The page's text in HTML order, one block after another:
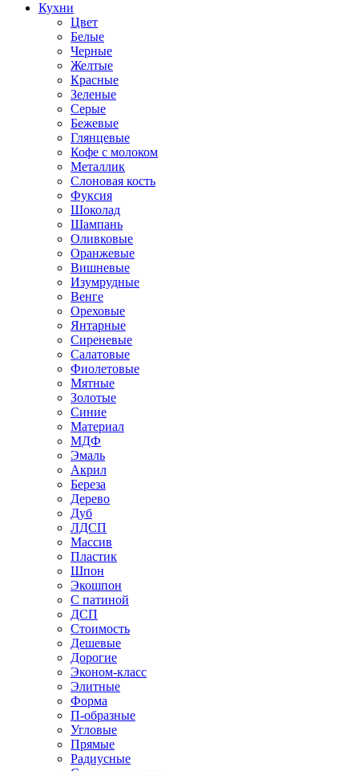
Кухни
Цвет
Белые
Черные
Желтые
Красные
Зеленые
Серые
Бежевые
Глянцевые
Кофе с молоком
Металлик
Слоновая кость
Фуксия
Шоколад
Шампань
Оливковые
Оранжевые
Вишневые
Изумрудные
Венге
Ореховые
Янтарные
Сиреневые
Салатовые
Фиолетовые
Мятные
Золотые
Синие
Материал
МДФ
Эмаль
Акрил
Береза
Дерево
Дуб
ЛДСП
Массив
Пластик
Шпон
Экошпон
С патиной
ДСП
Стоимость
Дешевые
Дорогие
Эконом-класс
Элитные
Форма
П-образные
Угловые
Прямые
Радиусные